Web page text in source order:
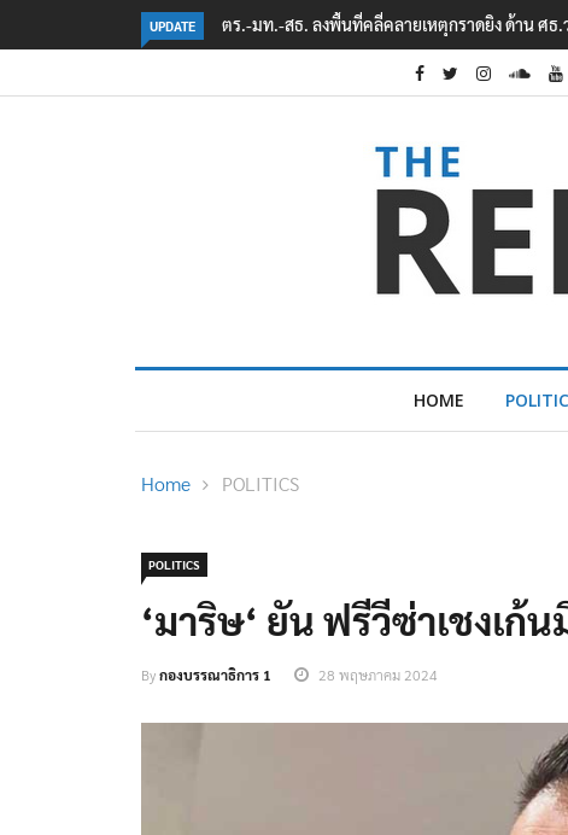
UPDATE
ง ด้าน ศธ.วอนลบภาพเหตุการณ์‘รักชนก’ นัดประชุม กมธ. งบฯ 13 ส.ค. นี้ ปม TH
HOME
Home POLITICS
POLITICS
‘มาริษ‘ ยัน ฟรีวีซ่าเชงเ
Byกองบรรณาธิการ 1 28 พฤษภาคม 2024